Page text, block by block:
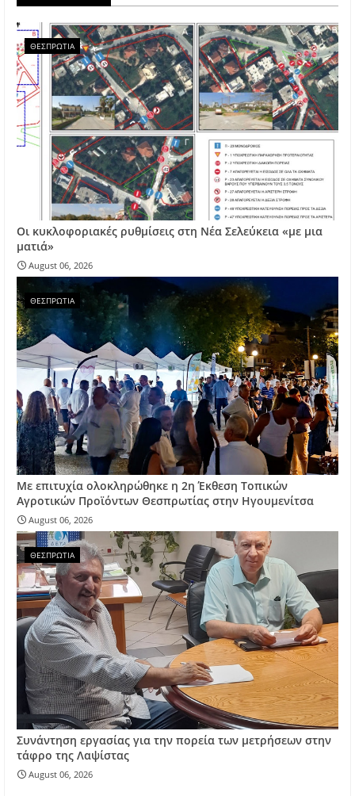
ΘΕΣΠΡΩΤΙΑ
Οι κυκλοφοριακές ρυθμίσεις στη Νέα Σελεύκεια «με μια
ματιά»
August 06, 2026
ΘΕΣΠΡΩΤΙΑ
Με επιτυχία ολοκληρώθηκε η 2η Έκθεση Τοπικών
Αγροτικών Προϊόντων Θεσπρωτίας στην Ηγουμενίτσα
August 06, 2026
ΘΕΣΠΡΩΤΙΑ
Συνάντηση εργασίας για την πορεία των μετρήσεων στην
τάφρο της Λαψίστας
August 06, 2026